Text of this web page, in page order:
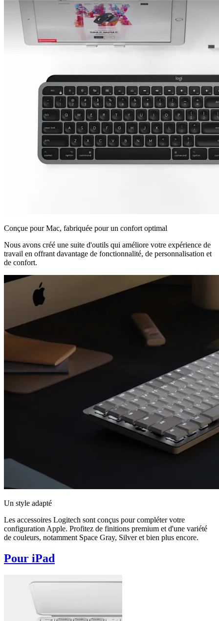
Conçue pour Mac, fabriquée pour un confort optimal
Nous avons créé une suite d'outils qui améliore votre expérience de
travail en offrant davantage de fonctionnalité, de personnalisation et
de confort.
Un style adapté
Les accessoires Logitech sont conçus pour compléter votre
configuration Apple. Profitez de finitions premium et d'une variété
de couleurs, notamment Space Gray, Silver et bien plus encore.
Pour iPad